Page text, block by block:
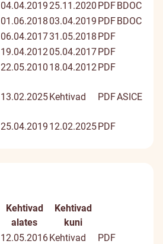
04.04.201925.11.2020 PDFBDOC
01.06.2018 03.04.2019 PDFBDOC
06.04.201731.05.2018 PDF
19.04.201205.04.2017PDF
22.05.2010 18.04.2012PDF
13.02.2025Kehtivad PDFASICE
25.04.2019 12.02.2025PDF
Kehtivad
alates
Kehtivad
kuni
12.05.2016Kehtivad
PDF